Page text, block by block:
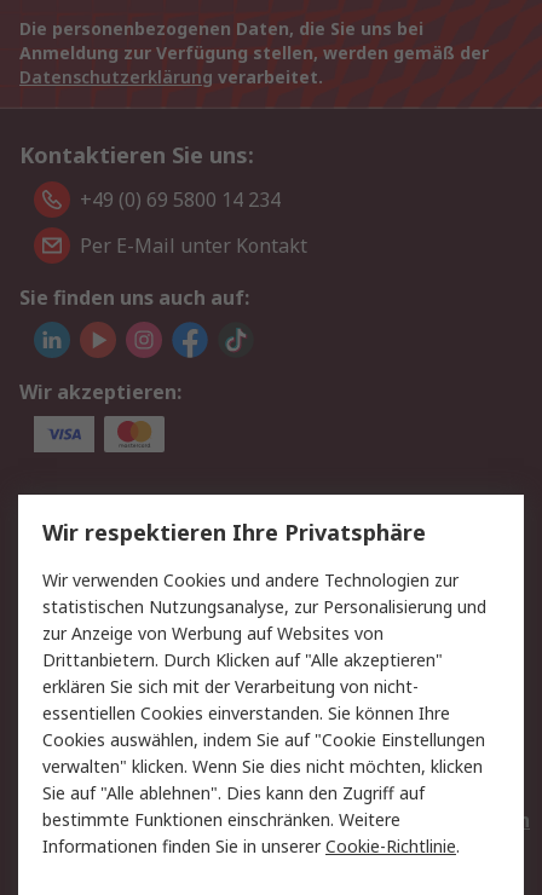
Die personenbezogenen Daten, die Sie uns bei
Anmeldung zur Verfügung stellen, werden gemäß der
Datenschutzerklärung verarbeitet.
Kontaktieren Sie uns:
+49 (0) 69 5800 14 234
Per E-Mail unter Kontakt
Sie finden uns auch auf:
Wir akzeptieren:
Service
Value Added Services
Lieferlösungen
Rücksendungen
Kontakt
Hilfe
Privatkunden
Rechtliches
AGB
Datenschutz
Cookie-Richtlinie
Zahlungsbedingungen
Copyright/Impressum
Entsorgung
Elektrogeräte/Batterien
Wir respektieren Ihre Privatsphäre
Wir verwenden Cookies und andere Technologien zur
statistischen Nutzungsanalyse, zur Personalisierung und
zur Anzeige von Werbung auf Websites von
Drittanbietern. Durch Klicken auf "Alle akzeptieren"
erklären Sie sich mit der Verarbeitung von nicht-
essentiellen Cookies einverstanden. Sie können Ihre
Cookies auswählen, indem Sie auf "Cookie Einstellungen
verwalten" klicken. Wenn Sie dies nicht möchten, klicken
Sie auf "Alle ablehnen". Dies kann den Zugriff auf
bestimmte Funktionen einschränken. Weitere
Informationen finden Sie in unsererCookie-Richtlinie.